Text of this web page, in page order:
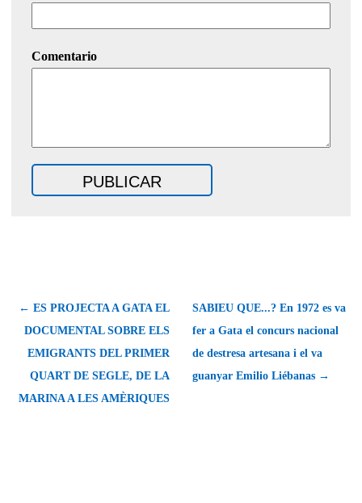
Comentario
← ES PROJECTA A GATA EL
DOCUMENTAL SOBRE ELS
EMIGRANTS DEL PRIMER
QUART DE SEGLE, DE LA
MARINA A LES AMÈRIQUES
SABIEU QUE...? En 1972 es va
fer a Gata el concurs nacional
de destresa artesana i el va
guanyar Emilio Liébanas →